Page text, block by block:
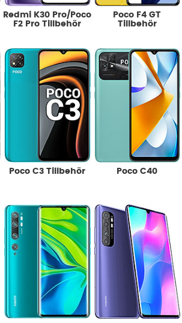
Redmi K30 Pro/Poco
F2 Pro Tillbehör
Poco F4 GT
Tillbehör
Poco C3 Tillbehör Poco C40